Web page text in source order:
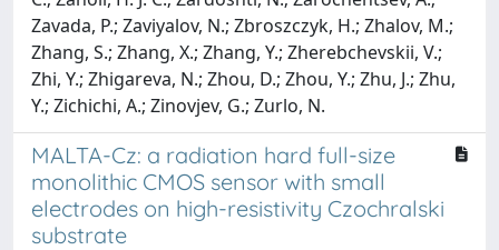
MALTA-Cz: a radiation hard full-size
monolithic CMOS sensor with small
electrodes on high-resistivity Czochralski
substrate